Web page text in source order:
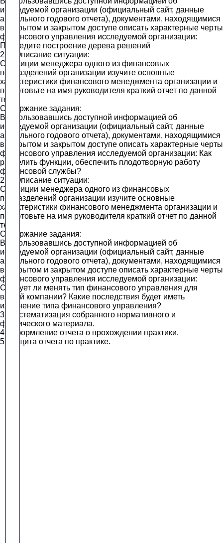
исследуемой организации (официальный сайт, данные
актуального годового отчета), документами, находящимися
в открытом и закрытом доступе описать характерные черты
финансового управления исследуемой организации:
Проведите построение дерева решений
2.4. Описание ситуации:
С позиции менеджера одного из финансовых
подразделений организации изучите основные
характеристики финансового менеджмента организации и
подготовьте на имя руководителя краткий отчет по данной
теме.
Содержание задания:
Воспользовавшись доступной информацией об
исследуемой организации (официальный сайт, данные
актуального годового отчета), документами, находящимися
в открытом и закрытом доступе описать характерные черты
финансового управления исследуемой организации: Как
разделить функции, обеспечить плодотворную работу
финансовой службы?
2.5. Описание ситуации:
С позиции менеджера одного из финансовых
подразделений организации изучите основные
характеристики финансового менеджмента организации и
подготовьте на имя руководителя краткий отчет по данной
теме.
Содержание задания:
Воспользовавшись доступной информацией об
исследуемой организации (официальный сайт, данные
актуального годового отчета), документами, находящимися
в открытом и закрытом доступе описать характерные черты
финансового управления исследуемой организации:
Следует ли менять тип финансового управления для
вашей компании? Какие последствия будет иметь
изменение типа финансового управления?
3. Систематизация собранного нормативного и
фактического материала.
4. Оформление отчета о прохождении практики.
5. Защита отчета по практике.